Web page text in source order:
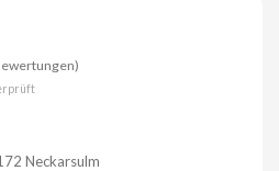
Neckarsulm